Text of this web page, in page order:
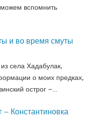
вспомнить
и во время смуты
села Хадабулак,
о моих предках,
острог –…
– Константиновка